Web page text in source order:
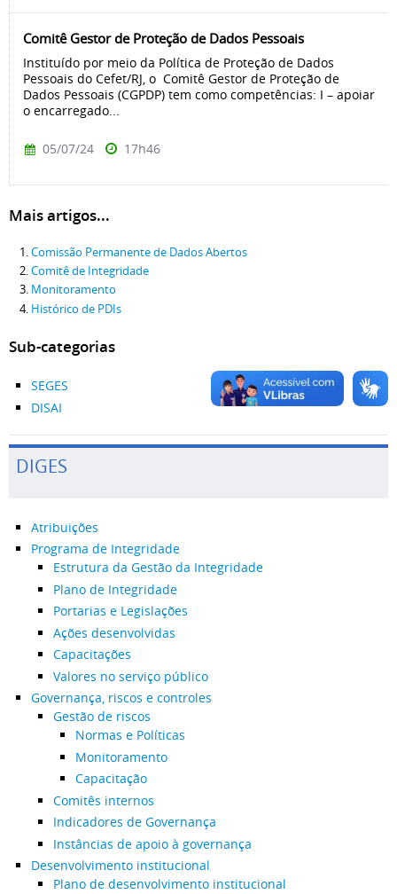
Comitê Gestor de Proteção de Dados Pessoais
Instituído por meio da Política de Proteção de Dados
Pessoais do Cefet/RJ, o Comitê Gestor de Proteção de
Dados Pessoais (CGPDP) tem como competências: I – apoiar
o encarregado...
05/07/24 17h46
Mais artigos...
Comissão Permanente de Dados Abertos
Comitê de Integridade
Monitoramento
Histórico de PDIs
Sub-categorias
SEGES
DISAI
DIGES
Atribuições
Programa de Integridade
Estrutura da Gestão da Integridade
Plano de Integridade
Portarias e Legislações
Ações desenvolvidas
Capacitações
Valores no serviço público
Governança, riscos e controles
Gestão de riscos
Normas e Políticas
Monitoramento
Capacitação
Comitês internos
Indicadores de Governança
Instâncias de apoio à governança
Desenvolvimento institucional
Plano de desenvolvimento institucional